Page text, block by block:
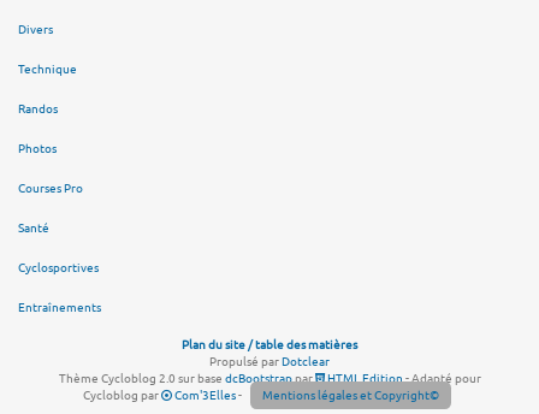
Divers
Technique
Randos
Photos
Courses Pro
Santé
Cyclosportives
Entraînements
Plan du site / table des matières
Propulsé parDotclear
Thème Cycloblog 2.0 sur base dcBootstrappar HTML Edition- Adapté pour
Cycloblog par
Com'3Elles- Mentions légales et Copyright©